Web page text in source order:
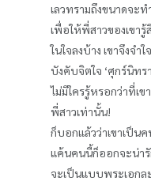
เลวทรามถึงขนาดจะ
เพื่อให้พี่สาวของเขา
ในใจลงบ้าง เขาจึงจำ
บังคับจิตใจ ‘ศุกร์นิทร
ไม่มีใครรู้หรอกว่าที่เ
พี่สาวเท่านั้น!
ก็บอกแล้วว่าเขาเป็น
แค้นคนนี้ก็ออกจะน่ารั
จะเป็นแบบพระเอก